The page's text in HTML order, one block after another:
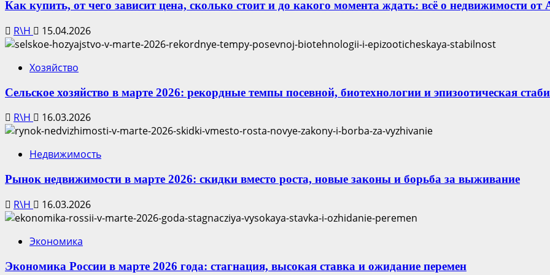
Как купить, от чего зависит цена, сколько стоит и до какого момента ждать: всё о недвижимости от
R\H 15.04.2026
Хозяйство
Сельское хозяйство в марте 2026: рекордные темпы посевной, биотехнологии и эпизоотическая
R\H 16.03.2026
Недвижимость
Рынок недвижимости в марте 2026: скидки вместо роста, новые законы и борьба за выживание
R\H 16.03.2026
Экономика
Экономика России в марте 2026 года: стагнация, высокая ставка и ожидание перемен